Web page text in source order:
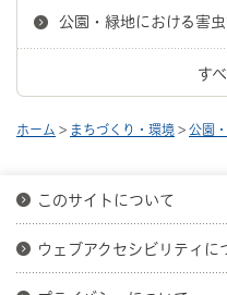
公園・緑地における害
す
ホーム > まちづくり・環境 > 公園
このサイトについて
ウェブアクセシビリティに